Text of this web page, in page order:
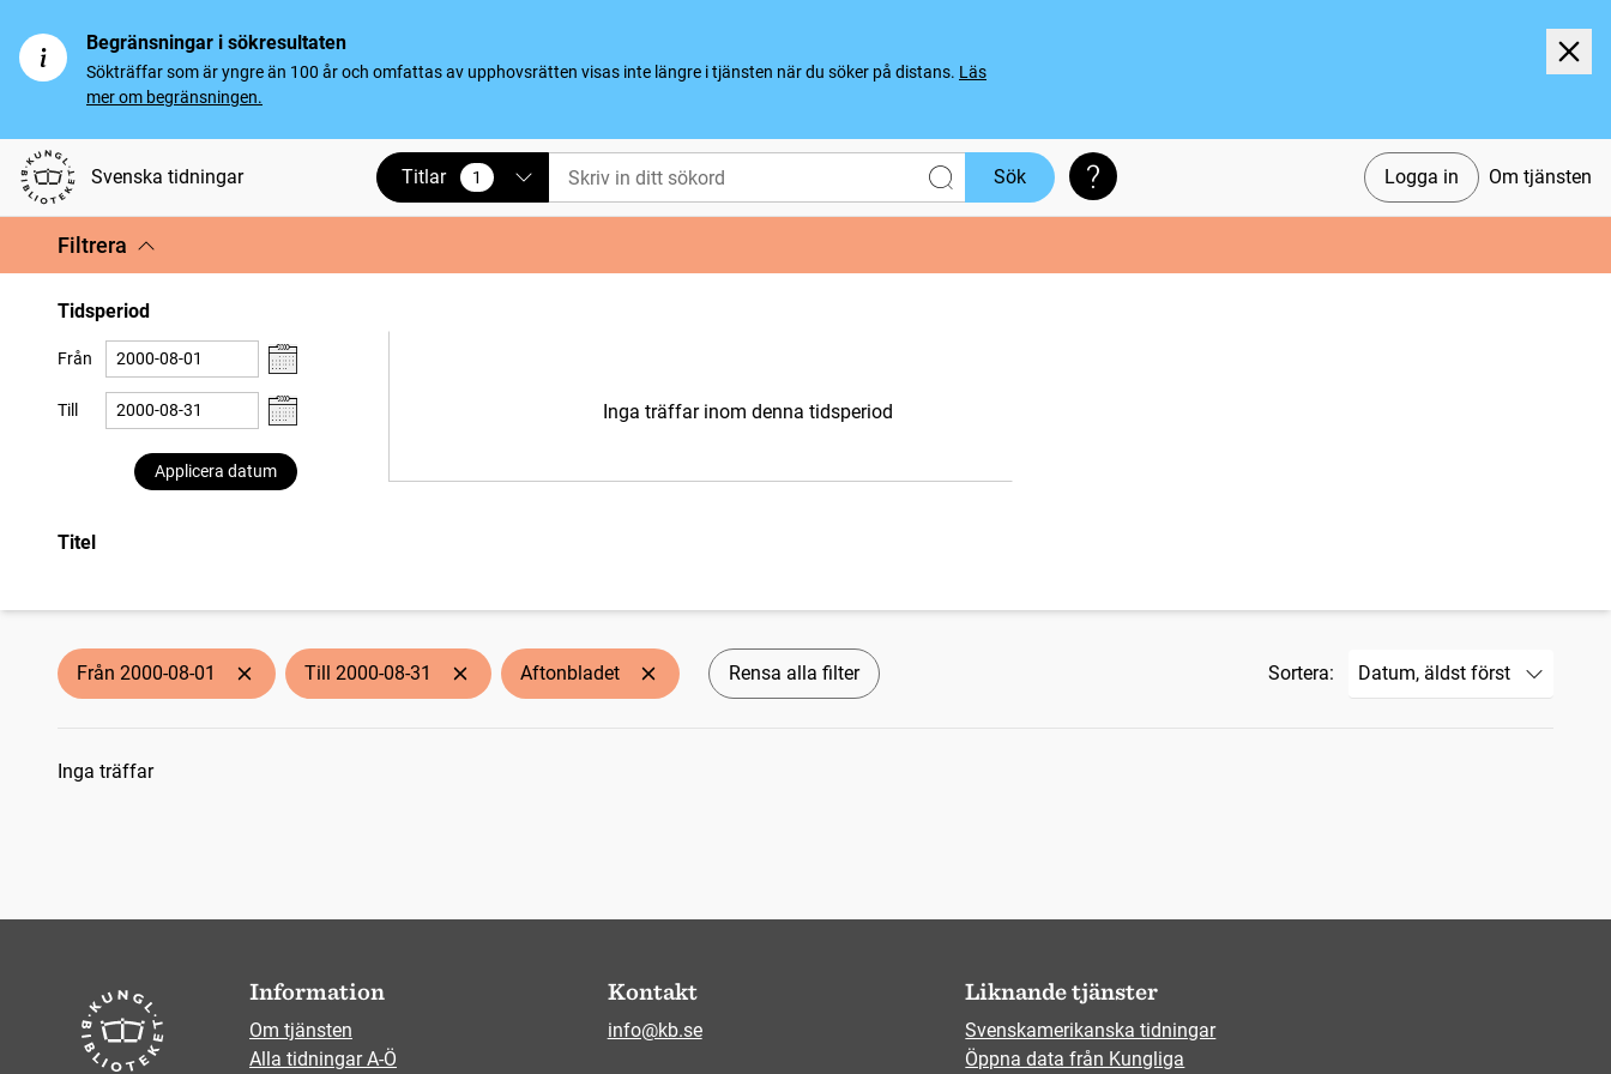
Begränsningar i sökresultaten
Sökträffar som är yngre än 100 år och omfattas av upphovsrätten visas inte längre i tjänsten när du söker på distans. Läs
mer om begränsningen.
Svenska tidningar Logga in Om tjänsten
Titlar 1
vald Sök Söktips
Filtrera
Tidsperiod
Från
Till
Applicera datum
Inga träffar inom denna tidsperiod
Titel
Från 2000-08-01 Till 2000-08-31 Aftonbladet Rensa alla filter Sortera:
Sökresultat
Inga träffar
Information
Om tjänsten
Alla tidningar A-Ö
Kontakt
info@kb.se
Liknande tjänster
Svenskamerikanska tidningar
Öppna data från Kungliga